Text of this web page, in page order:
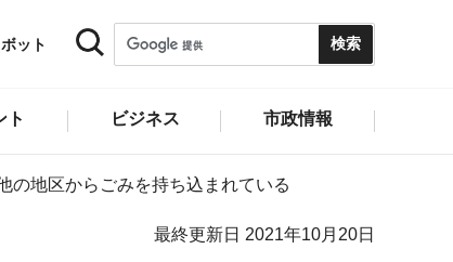
ット
ト ビジネス 市政情報
の地区からごみを持ち込まれている
最終更新日 2021年10月20日